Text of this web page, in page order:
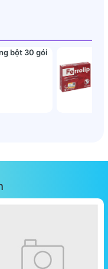
bột 30 gói